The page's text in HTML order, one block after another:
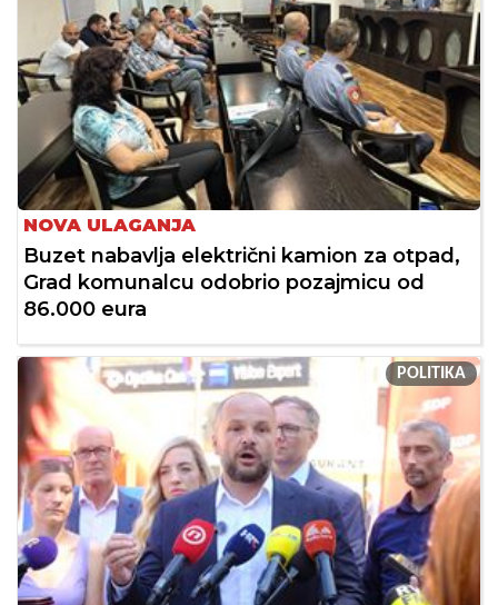
NOVA ULAGANJA
Buzet nabavlja električni kamion za otpad,
Grad komunalcu odobrio pozajmicu od
86.000 eura
POLITIKA